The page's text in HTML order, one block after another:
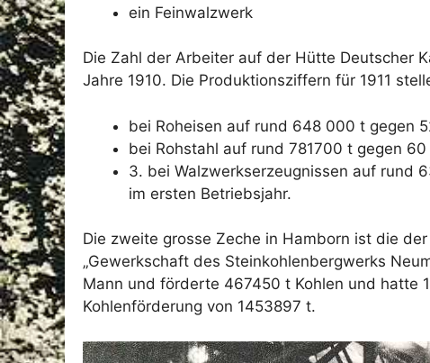
ein Feinwalzwerk
Die Zahl der Arbeiter auf der Hütte Deutscher
Jahre 1910. Die Produktionsziffern für 1911
bei Roheisen auf rund 648 000 t gegen
bei Rohstahl auf rund 781700 t gegen
3. bei Walzwerkserzeugnissen auf rund
im ersten Betriebsjahr.
Die zweite grosse Zeche in Hamborn ist die
„Gewerkschaft des Steinkohlenbergwerks
Mann und förderte 467450 t Kohlen und hatte
Kohlenförderung von 1453897 t.